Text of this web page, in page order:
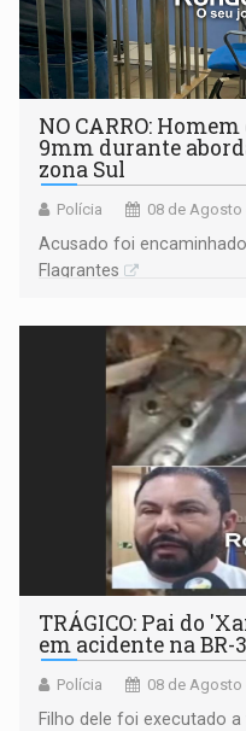
NO CARRO:
9mm durante
zona Sul
Polícia 08 de Agosto
Acusado foi
Flagrantes
TRÁGICO: Pai do
em acidente na BR-
Polícia 08 de Agosto
Filho dele foi executado